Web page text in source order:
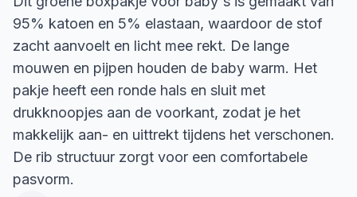
95% katoen en 5% elastaan, waardoor de stof
zacht aanvoelt en licht mee rekt. De lange
mouwen en pijpen houden de baby warm. Het
pakje heeft een ronde hals en sluit met
drukknoopjes aan de voorkant, zodat je het
makkelijk aan- en uittrekt tijdens het verschonen.
De rib structuur zorgt voor een comfortabele
pasvorm.